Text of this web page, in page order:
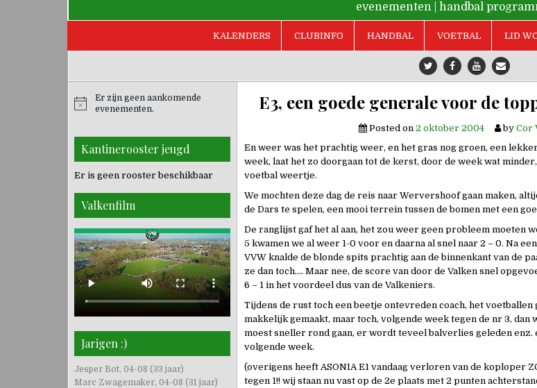
evenementen handbal
KALENDERS CLUBINFO HANDBAL VOETBAL LID
E3, een goede generale voor de
Posted on 2 oktober 2004 by Cor
En weer was het prachtig weer, en het gras nog groen, een
week, laat het zo doorgaan tot de kerst, door de week wat
voetbal weertje.
We mochten deze dag de reis naar Wervershoof gaan maken,
de Dars te spelen, een mooi terrein tussen de bomen met een
De ranglijst gaf het al aan, het zou weer geen probleem moeten
5 kwamen we al weer 1-0 voor en daarna al snel naar 2 – 0. Na
VVW knalde de blonde spits prachtig aan de binnenkant van de
ze dan toch…. Maar nee, de score van door de Valken snel
6 – 1 in het voordeel dus van de Valkeniers.
Tijdens de rust toch een beetje ontevreden coach, het voetballen
makkelijk gemaakt, maar toch, volgende week tegen de nr 3, dan
moest sneller rond gaan, er wordt teveel balverlies geleden enz.
volgende week.
(overigens heeft ASONIA E1 vandaag verloren van de koploper
tegen 1!! wij staan nu vast op de 2e plaats met 2 punten
Er zijn geen aankomende
evenementen.
Kantinerooster jeugd
Er is geen rooster beschikbaar
Valkenfilm
Jarigen :)
Jesper Bot, 04-08 (33 jaar)
Marc Zwagemaker, 04-08 (31 jaar)